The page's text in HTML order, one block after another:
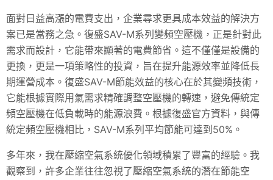
面對日益高漲的電費支出，企業尋求更具成本效益的解決方
案已是當務之急。復盛SAV-M系列變頻空壓機，正是針對此
需求而設計，它能帶來顯著的電費節省。這不僅僅是設備的
更換，更是一項策略性的投資，旨在提升能源效率並降低長
期運營成本。復盛SAV-M節能效益的核心在於其變頻技術，
它能根據實際用氣需求精確調整空壓機的轉速，避免傳統定
頻空壓機在低負載時的能源浪費。根據復盛官方資料，與傳
統定頻空壓機相比， SAV-M系列平均節能可達到50%。
多年來，我在壓縮空氣系統優化領域積累了豐富的經驗。我
觀察到，許多企業往往忽視了壓縮空氣系統的潛在節能空